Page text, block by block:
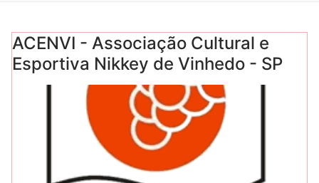
ACENVI - Associação Cultural e
Esportiva Nikkey de Vinhedo - SP